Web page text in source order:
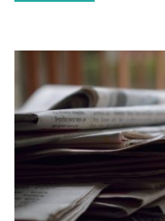
világban"